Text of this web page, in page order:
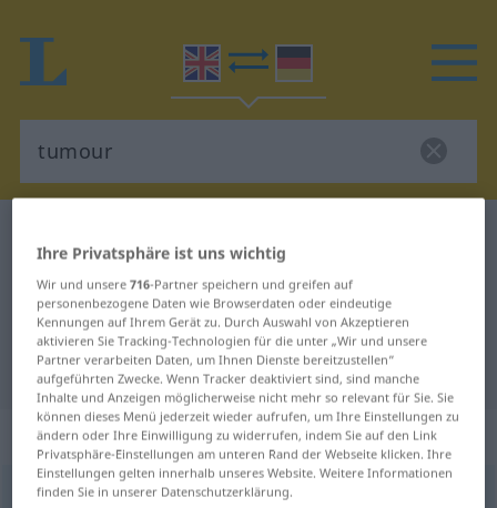
Englisch-Deutsch Übersetzung für
"tumour"
"tumour" Deutsch Übersetzung
„tumour“
tumour besonders BR
Ihre Privatsphäre ist uns wichtig
Wir und unsere716-Partner speichern und greifen auf
personenbezogene Daten wie Browserdaten oder eindeutige
Kennungen auf Ihrem Gerät zu. Durch Auswahl von Akzeptieren
aktivieren Sie Tracking-Technologien für die unter „Wir und unsere
Partner verarbeiten Daten, um Ihnen Dienste bereitzustellen“
aufgeführten Zwecke. Wenn Tracker deaktiviert sind, sind manche
Inhalte und Anzeigen möglicherweise nicht mehr so relevant für Sie. Sie
können dieses Menü jederzeit wieder aufrufen, um Ihre Einstellungen zu
ändern oder Ihre Einwilligung zu widerrufen, indem Sie auf den Link
Privatsphäre-Einstellungen am unteren Rand der Webseite klicken. Ihre
Einstellungen gelten innerhalb unseres Website. Weitere Informationen
finden Sie in unserer Datenschutzerklärung.